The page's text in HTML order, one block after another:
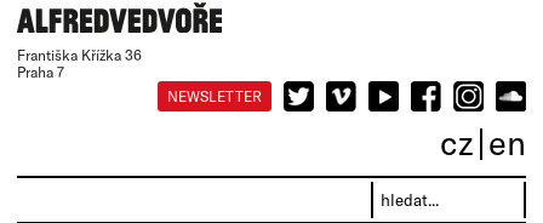
Františka Křížka 36
Praha 7
NEWSLETTER
cz en